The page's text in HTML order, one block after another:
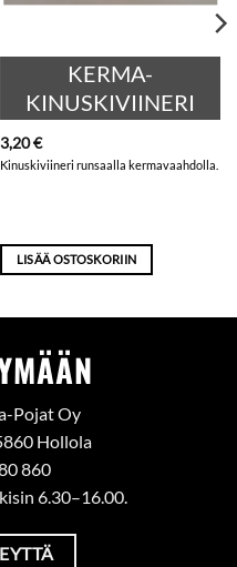
KERMA-
KINUSKIVIINERI
3,20€
Kinuskiviineri runsaalla kermavaahdolla.
LISÄÄ OSTOSKORIIN
Pojat Oy
Hollola
860
6.30–16.00.